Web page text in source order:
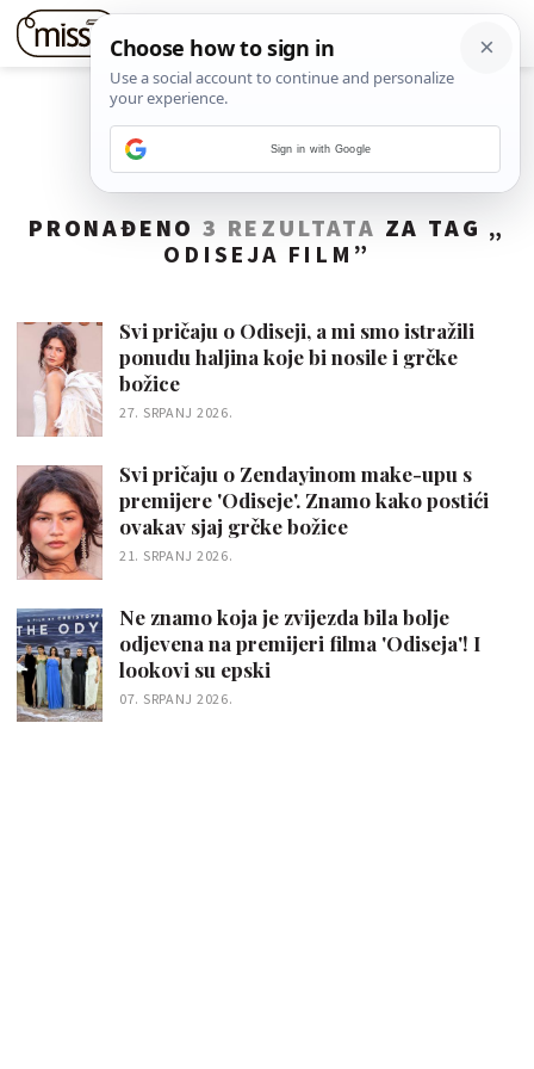
PRONAĐENO 3 REZULTATA ZA TAG „
ODISEJA FILM ”
Svi pričaju o Odiseji, a mi smo istražili
ponudu haljina koje bi nosile i grčke
božice
27. SRPANJ 2026.
Svi pričaju o Zendayinom make-upu s
premijere 'Odiseje'. Znamo kako postići
ovakav sjaj grčke božice
21. SRPANJ 2026.
Ne znamo koja je zvijezda bila bolje
odjevena na premijeri filma 'Odiseja'! I
lookovi su epski
07. SRPANJ 2026.
Sign in with Google